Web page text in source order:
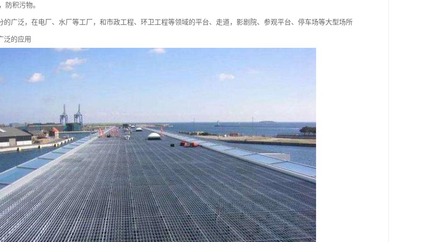
防积污物。
的广泛，在电厂、水厂等工厂，和市政工程、环卫工程等领域的平台、走道，影剧院、参观平台、停车场等大型场所
泛的应用